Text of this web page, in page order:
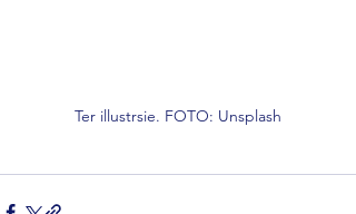
Ter illustrsie. FOTO: Unsplash